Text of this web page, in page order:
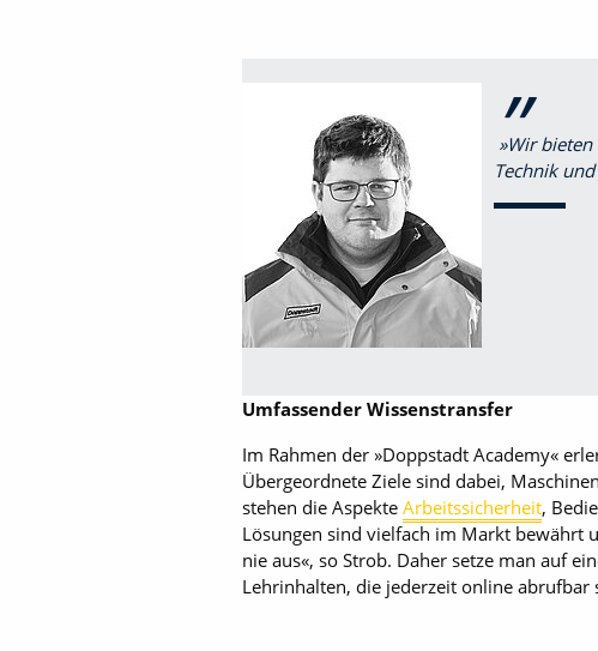
»Wir
Technik
Umfassender Wissenstransfer
Im Rahmen der »Doppstadt Academy«
Übergeordnete Ziele sind dabei,
stehen die Aspekte Arbeitssicherheit,
Lösungen sind vielfach im Markt bewährt
nie aus«, so Strob. Daher setze man auf
Lehrinhalten, die jederzeit online